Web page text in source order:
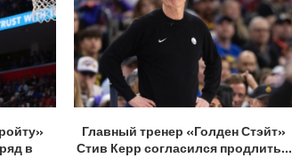
в
Главный тренер «Голден Стэйт»
Стив Керр согласился продлить...